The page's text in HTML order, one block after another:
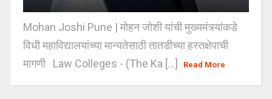
Mohan Joshi Pune | मोहन जोशी यांची मुख्यमंत्र्यांकडे
विधी महाविद्यालयांच्या मान्यतेसाठी तातडीच्या हस्तक्षेपाची
मागणी Law Colleges - (The Ka [...]
Read More